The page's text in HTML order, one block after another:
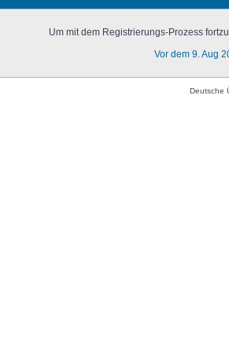
Um mit dem Registrierungs-Prozess
Vor dem 9. Aug
Deutsche